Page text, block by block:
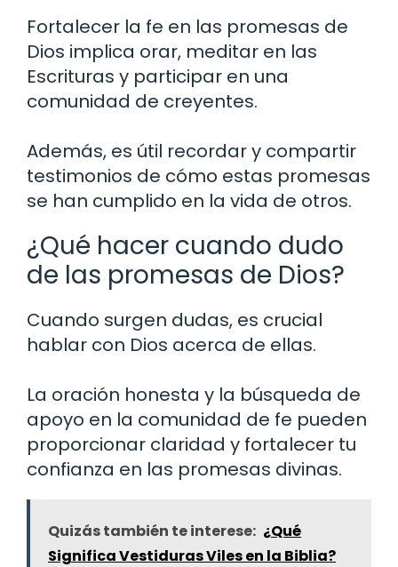
Fortalecer la fe en las promesas de
Dios implica orar, meditar en las
Escrituras y participar en una
comunidad de creyentes.
Además, es útil recordar y compartir
testimonios de cómo estas promesas
se han cumplido en la vida de otros.
¿Qué hacer cuando dudo
de las promesas de Dios?
Cuando surgen dudas, es crucial
hablar con Dios acerca de ellas.
La oración honesta y la búsqueda de
apoyo en la comunidad de fe pueden
proporcionar claridad y fortalecer tu
confianza en las promesas divinas.
Quizás también te interese: ¿Qué
Significa Vestiduras Viles en la Biblia?